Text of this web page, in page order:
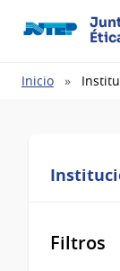
Ruta
Inicio
Filtros